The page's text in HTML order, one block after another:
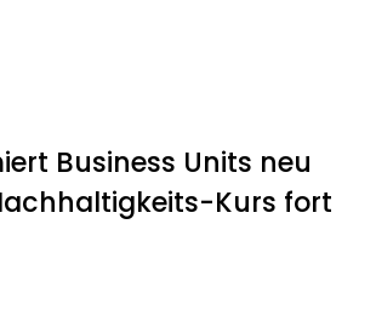
Business Units neu
Kurs fort